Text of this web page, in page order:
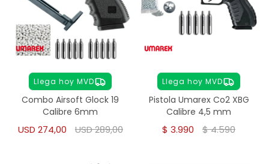
Llega hoy MVD
Combo Airsoft Glock 19
Calibre 6mm
USD 274,00 USD289,00
Llega hoy MVD
Pistola Umarex Co2 XBG
Calibre 4,5 mm
$ 3.990 $4.590